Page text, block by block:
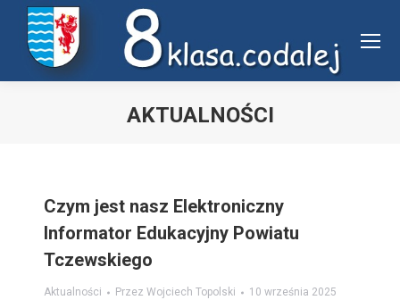
Uwaga:
witryna
zawiera
AKTUALNOŚCI
Czym jest nasz Elektroniczny
Informator Edukacyjny Powiatu
Tczewskiego
Aktualności PrzezWojciech Topolski 10 września 2025